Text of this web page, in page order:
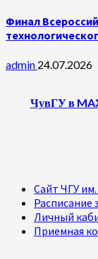
Финал
admin 24.07.2026
ЧувГУ в
Сайт ЧГУ
Расписание
Личный
Приемная